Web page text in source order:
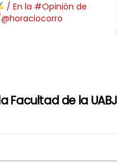
/ En la #Opinión de
Facultad de la